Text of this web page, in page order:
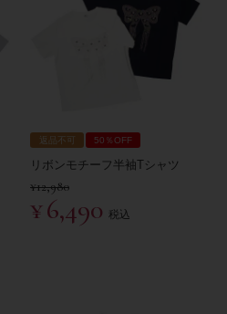
返品不可 50％OFF
リボンモチーフ半袖Tシャツ
¥12,980
¥6,490 税込